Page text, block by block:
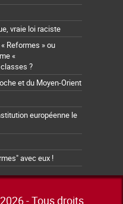
vraie loi raciste
Reformes » ou
«
?
et du Moyen-Orient
européenne le
avec eux !
- Tous droits